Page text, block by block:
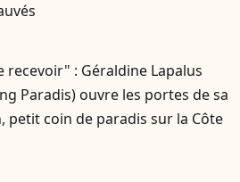
recevoir" : Géraldine Lapalus
Paradis) ouvre les portes de sa
petit coin de paradis sur la Côte